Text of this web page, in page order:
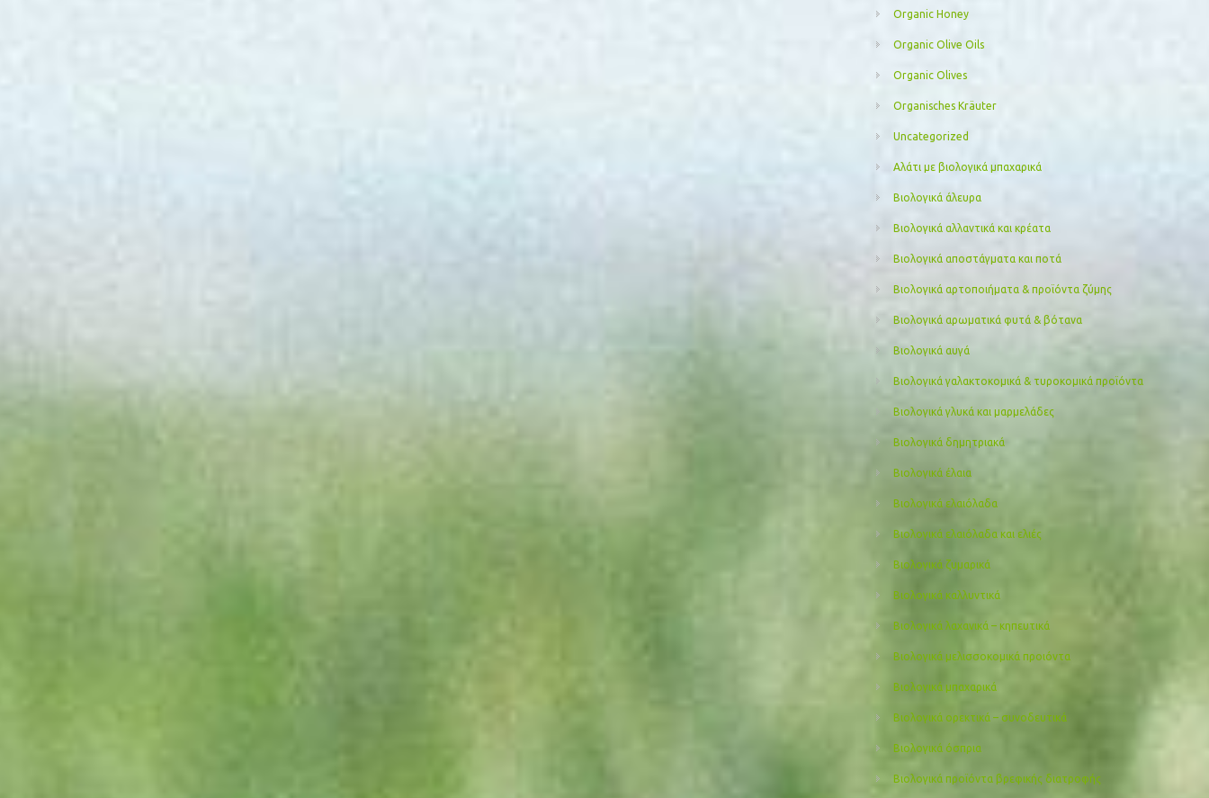
Organic Honey
Organic Olive Oils
Organic Olives
Organisches Kräuter
Uncategorized
Αλάτι με βιολογικά μπαχαρικά
Βιολογικά άλευρα
Βιολογικά αλλαντικά και κρέατα
Βιολογικά αποστάγματα και ποτά
Βιολογικά αρτοποιήματα & προϊόντα ζύμης
Βιολογικά αρωματικά φυτά & βότανα
Βιολογικά αυγά
Βιολογικά γαλακτοκομικά & τυροκομικά προϊόντα
Βιολογικά γλυκά και μαρμελάδες
Βιολογικά δημητριακά
Βιολογικά έλαια
Βιολογικά ελαιόλαδα
Βιολογικά ελαιόλαδα και ελιές
Βιολογικά ζυμαρικά
Βιολογικά καλλυντικά
Βιολογικά λαχανικά – κηπευτικά
Βιολογικά μελισσοκομικά προιόντα
Βιολογικά μπαχαρικά
Βιολογικά ορεκτικά – συνοδευτικά
Βιολογικά όσπρια
Βιολογικά προϊόντα βρεφικής διατροφής